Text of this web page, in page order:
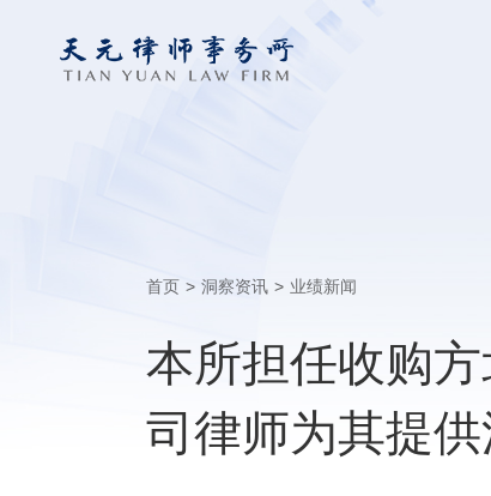
首页 > 洞察资讯 > 业绩新闻
本所担任收购
司律师为其提